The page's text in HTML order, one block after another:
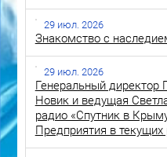
29 июл. 2026
Знакомство с
29 июл. 2026
Генеральный
Новик и ведущая
радио «Спутник в
Предприятия в текущих